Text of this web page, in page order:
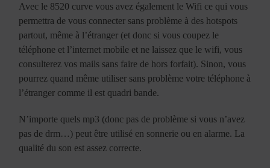
Avec le 8520 curve vous avez également le Wifi ce qui vous
permettra de vous connecter sans problème à des hotspots
partout, même à l’étranger (et donc si vous coupez le
téléphone et l’internet mobile et ne laissez que le wifi, vous
consulterez vos mails sans faire de hors forfait). Sinon, vous
pourrez quand même utiliser sans problème votre téléphone à
l’étranger comme il est quadri bande.
N’importe quels mp3 (donc pas de problème si vous n’avez
pas de drm…) peut être utilisé en sonnerie ou en alarme. La
qualité du son est assez correcte.